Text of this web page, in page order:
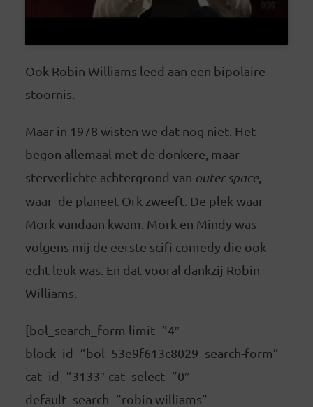
Ook Robin Williams leed aan een bipolaire
stoornis.
Maar in 1978 wisten we dat nog niet. Het
begon allemaal met de donkere, maar
sterverlichte achtergrond van outer space,
waar de planeet Ork zweeft. De plek waar
Mork vandaan kwam. Mork en Mindy was
volgens mij de eerste scifi comedy die ook
echt leuk was. En dat vooral dankzij Robin
Williams.
[bol_search_form limit=”4″
block_id=”bol_53e9f613c8029_search-form”
cat_id=”3133″ cat_select=”0″
default_search=”robin williams”